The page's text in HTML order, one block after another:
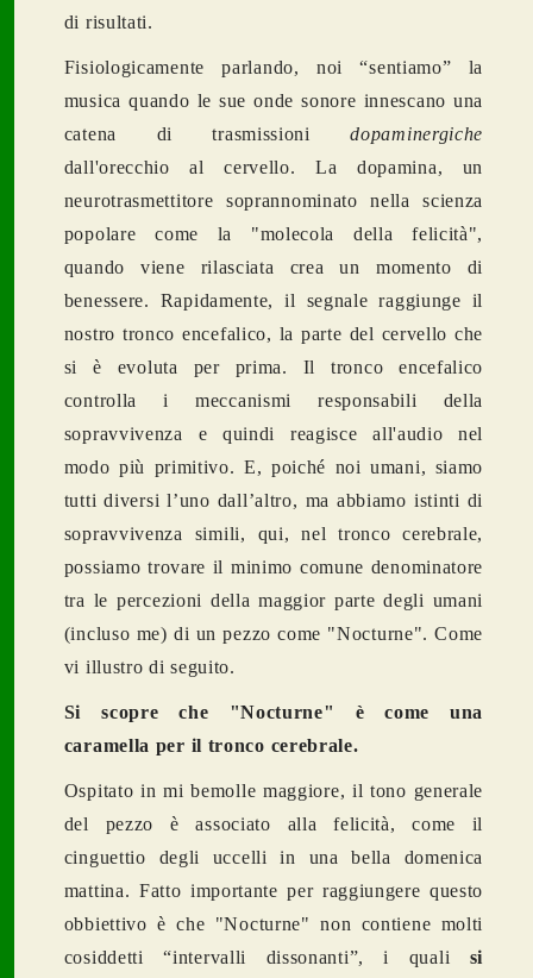
di risultati.
Fisiologicamente parlando, noi “sentiamo” la
musica quando le sue onde sonore innescano una
catena di trasmissionidopaminergiche
dall'orecchio al cervello. La dopamina, un
neurotrasmettitore soprannominato nella scienza
popolare come la "molecola della felicità",
quando viene rilasciata crea un momento di
benessere. Rapidamente, il segnale raggiunge il
nostro tronco encefalico, la parte del cervello che
si è evoluta per prima. Il tronco encefalico
controlla i meccanismi responsabili della
sopravvivenza e quindi reagisce all'audio nel
modo più primitivo. E, poiché noi umani, siamo
tutti diversi l’uno dall’altro, ma abbiamo istinti di
sopravvivenza simili, qui, nel tronco cerebrale,
possiamo trovare il minimo comune denominatore
tra le percezioni della maggior parte degli umani
(incluso me) di un pezzo come "Nocturne". Come
vi illustro di seguito.
Si scopre che "Nocturne" è come una
caramella per il tronco cerebrale.
Ospitato in mi bemolle maggiore, il tono generale
del pezzo è associato alla felicità, come il
cinguettio degli uccelli in una bella domenica
mattina. Fatto importante per raggiungere questo
obbiettivo è che "Nocturne" non contiene molti
cosiddetti “intervalli dissonanti”, i quali si